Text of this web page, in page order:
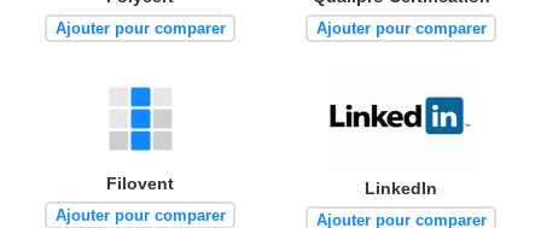
Ajouter pour comparer Ajouter pour comparer
Filovent
Ajouter pour comparer
LinkedIn
Ajouter pour comparer